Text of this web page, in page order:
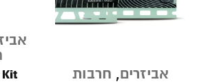
אביזרים, חרבות Kit